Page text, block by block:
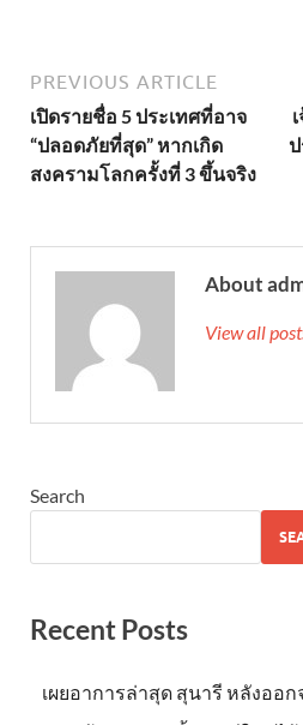
PREVIOUS ARTICLE
เปิดรายชื่อ 5 ประเทศที่อาจ
“ปลอดภัยที่สุด” หากเกิด
สงครามโลกครั้งที่ 3 ขึ้นจริง
About
View all
Search
Recent Posts
เผยอาการล่าสุด สุนารี หลังออก